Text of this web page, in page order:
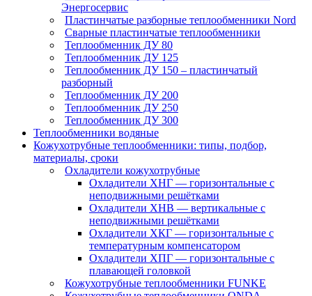
Энергосервис
Пластинчатые разборные теплообменники Nord
Сварные пластинчатые теплообменники
Теплообменник ДУ 80
Теплообменник ДУ 125
Теплообменник ДУ 150 – пластинчатый
разборный
Теплообменник ДУ 200
Теплообменник ДУ 250
Теплообменник ДУ 300
Теплообменники водяные
Кожухотрубные теплообменники: типы, подбор,
материалы, сроки
Охладители кожухотрубные
Охладители ХНГ — горизонтальные с
неподвижными решётками
Охладители ХНВ — вертикальные с
неподвижными решётками
Охладители ХКГ — горизонтальные с
температурным компенсатором
Охладители ХПГ — горизонтальные с
плавающей головкой
Кожухотрубные теплообменники FUNKE